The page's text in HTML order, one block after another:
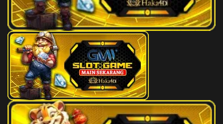
68
Tuli 3D
597
69
Anjing Berkelahi 3D
125
70
Tukar Cincin
71
Anjing Menggigit
72
Tukang Pulpen
73
Truk Militer 3D
020
74
Truk Barang 3D
629